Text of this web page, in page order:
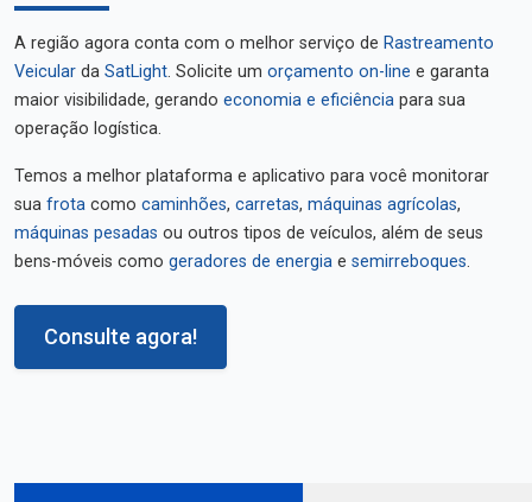
A região agora conta com o melhor serviço de Rastreamento
Veicular da SatLight. Solicite um orçamento on-line e garanta
maior visibilidade, gerando economia e eficiência para sua
operação logística.
Temos a melhor plataforma e aplicativo para você monitorar
sua frota como caminhões, carretas, máquinas agrícolas,
máquinas pesadas ou outros tipos de veículos, além de seus
bens-móveis como geradores de energia e semirreboques.
Consulte agora!